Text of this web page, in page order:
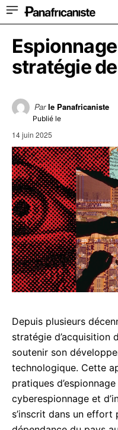
stratégie
Par le Panafricaniste
Publié le
14 juin 2025
Depuis plusieurs
stratégie d’acquisition
soutenir son
technologique. Cette
pratiques
cyberespionnage et
s’inscrit dans un effort